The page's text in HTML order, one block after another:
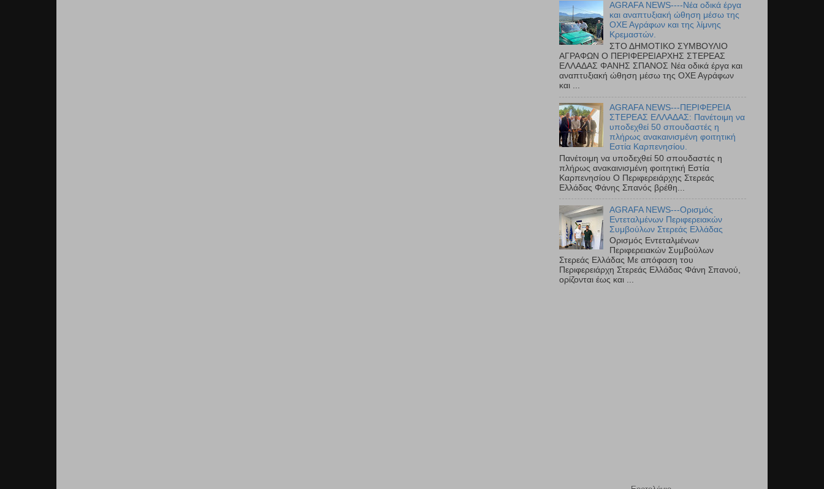
AGRAFA NEWS----Νέα οδικά έργα
και αναπτυξιακή ώθηση μέσω της
ΟΧΕ Αγράφων και της λίμνης
Κρεμαστών.
ΣΤΟ ΔΗΜΟΤΙΚΟ ΣΥΜΒΟΥΛΙΟ
ΑΓΡΑΦΩΝ Ο ΠΕΡΙΦΕΡΕΙΑΡΧΗΣ ΣΤΕΡΕΑΣ
ΕΛΛΑΔΑΣ ΦΑΝΗΣ ΣΠΑΝΟΣ Νέα οδικά έργα και
αναπτυξιακή ώθηση μέσω της ΟΧΕ Αγράφων
και ...
AGRAFA NEWS---ΠΕΡΙΦΕΡΕΙΑ
ΣΤΕΡΕΑΣ ΕΛΛΑΔΑΣ: Πανέτοιμη να
υποδεχθεί 50 σπουδαστές η
πλήρως ανακαινισμένη φοιτητική
Εστία Καρπενησίου.
Πανέτοιμη να υποδεχθεί 50 σπουδαστές η
πλήρως ανακαινισμένη φοιτητική Εστία
Καρπενησίου Ο Περιφερειάρχης Στερεάς
Ελλάδας Φάνης Σπανός βρέθη...
AGRAFA NEWS---Ορισμός
Εντεταλμένων Περιφερειακών
Συμβούλων Στερεάς Ελλάδας
Ορισμός Εντεταλμένων
Περιφερειακών Συμβούλων
Στερεάς Ελλάδας Με απόφαση του
Περιφερειάρχη Στερεάς Ελλάδας Φάνη Σπανού,
ορίζονται έως και ...